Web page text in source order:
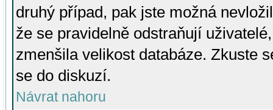
druhý případ, pak jste možná
že se pravidelně odstraňují
zmenšila velikost databáze. Zkuste
se do diskuzí.
Návrat nahoru